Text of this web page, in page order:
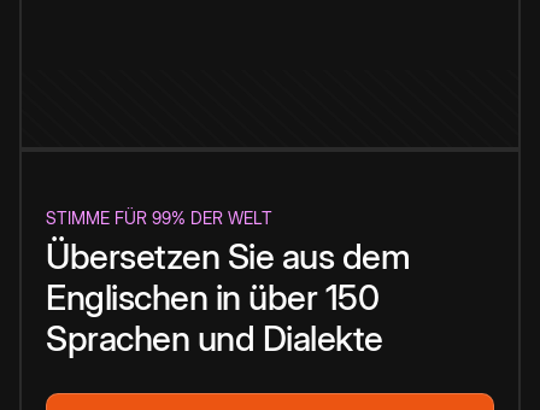
STIMME FÜR 99% DER WELT
Übersetzen Sie aus dem
Englischen in über 150
Sprachen und Dialekte